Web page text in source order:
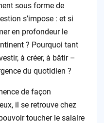
sous forme de
s’impose : et si
en profondeur le
? Pourquoi tant
à créer, à bâtir –
du quotidien ?
de façon
il se retrouve chez
toucher le salaire